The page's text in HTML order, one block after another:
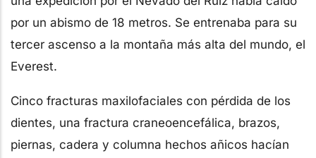
por un abismo de 18 metros. Se entrenaba para su
tercer ascenso a la montaña más alta del mundo, el
Everest.
Cinco fracturas maxilofaciales con pérdida de los
dientes, una fractura craneoencefálica, brazos,
piernas, cadera y columna hechos añicos hacían